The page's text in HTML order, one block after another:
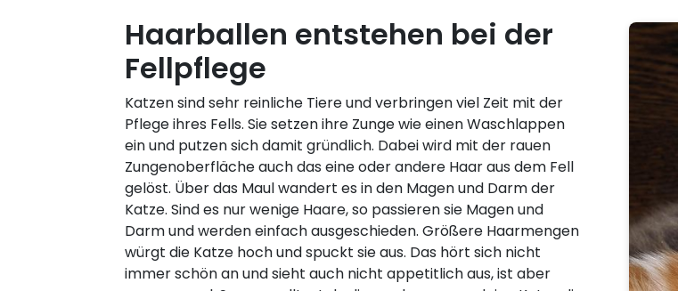
Haarballen entstehen bei der
Fellpflege
Katzen sind sehr reinliche Tiere und verbringen viel Zeit mit der
Pflege ihres Fells. Sie setzen ihre Zunge wie einen Waschlappen
ein und putzen sich damit gründlich. Dabei wird mit der rauen
Zungenoberfläche auch das eine oder andere Haar aus dem Fell
gelöst. Über das Maul wandert es in den Magen und Darm der
Katze. Sind es nur wenige Haare, so passieren sie Magen und
Darm und werden einfach ausgeschieden. Größere Haarmengen
würgt die Katze hoch und spuckt sie aus. Das hört sich nicht
immer schön an und sieht auch nicht appetitlich aus, ist aber